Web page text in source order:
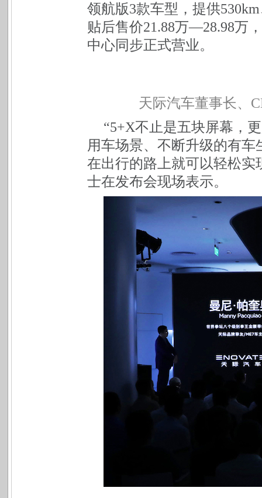
领航版3款车型，提供
贴后售价21.88万—28.98万
中心同步正式营业。
天际汽车董事长、
“5+X不止是五块屏幕，
用车场景、不断升级的有
在出行的路上就可以轻松实
士在发布会现场表示。